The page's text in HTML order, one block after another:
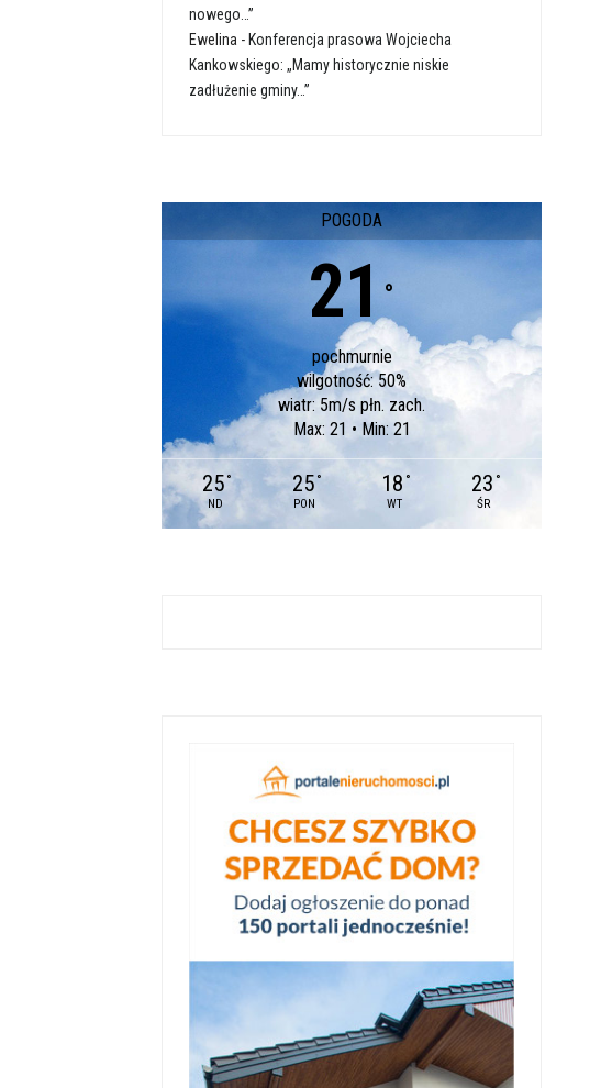
nowego…”
Ewelina - Konferencja prasowa Wojciecha
Kankowskiego: „Mamy historycznie niskie
zadłużenie gminy…”
POGODA
21 °
pochmurnie
wilgotność: 50%
wiatr: 5m/s płn. zach.
Max: 21 • Min: 21
25 °
ND
25 °
PON
18 °
WT
23 °
ŚR